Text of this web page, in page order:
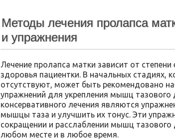
Методы лечения пролапса
и упражнения
Лечение пролапса матки зависит от
здоровья пациентки. В начальных
отсутствуют, может быть рекомендовано
упражнений для укрепления мышц
консервативного лечения являются
мышцы таза и улучшить их тонус. Эти
сокращении и расслаблении мышц тазового
любом месте и в любое время.